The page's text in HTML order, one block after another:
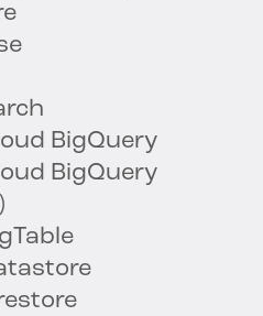
BigQuery
BigQuery